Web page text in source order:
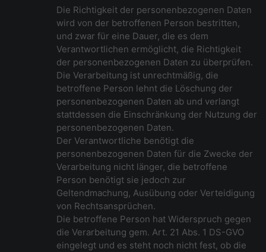
Die Richtigkeit der personenbezogenen Daten
wird von der betroffenen Person bestritten,
und zwar für eine Dauer, die es dem
Verantwortlichen ermöglicht, die Richtigkeit
der personenbezogenen Daten zu überprüfen.
Die Verarbeitung ist unrechtmäßig, die
betroffene Person lehnt die Löschung der
personenbezogenen Daten ab und verlangt
stattdessen die Einschränkung der Nutzung der
personenbezogenen Daten.
Der Verantwortliche benötigt die
personenbezogenen Daten für die Zwecke der
Verarbeitung nicht länger, die betroffene
Person benötigt sie jedoch zur
Geltendmachung, Ausübung oder Verteidigung
von Rechtsansprüchen.
Die betroffene Person hat Widerspruch gegen
die Verarbeitung gem. Art. 21 Abs. 1 DS-GVO
eingelegt und es steht noch nicht fest, ob die